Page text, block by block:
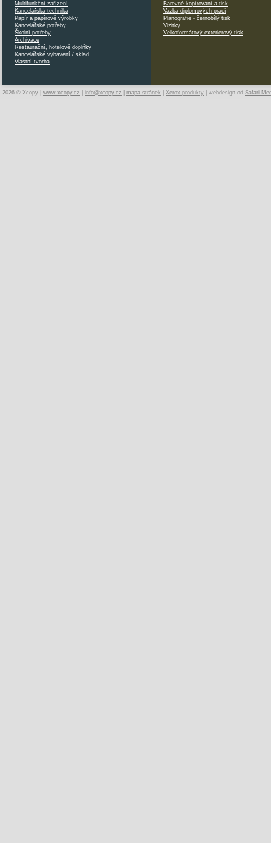
Multifunkční zařízení
Kancelářská technika
Papír a papírové výrobky
Kancelářské potřeby
Školní potřeby
Archivace
Restaurační, hotelové doplňky
Kancelářské vybavení / sklad
Vlastní tvorba
Barevné kopírování a tisk
Vazba diplomových prací
Planografie - černobílý tisk
Vizitky
Velkoformátový exteriérový tisk
2026 © Xcopy | www.xcopy.cz info@xcopy.cz mapa stránek Xerox produkty | webdesign od Safari